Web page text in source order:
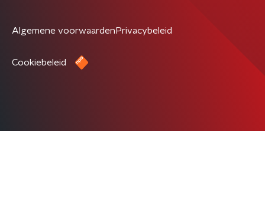
Algemene voorwaarden Privacybeleid
Cookiebeleid